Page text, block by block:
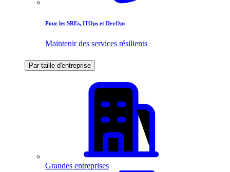
Pour les SREs, ITOps et DevOps
Maintenir des services résilients
Par taille d'entreprise
Grandes entreprises